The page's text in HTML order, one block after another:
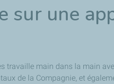
sur une
travaille main dans la main
de la Compagnie, et